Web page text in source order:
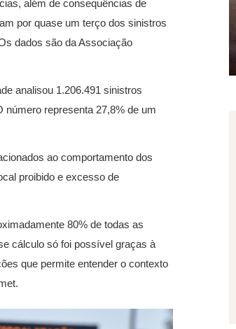
além de consequências de
por quase um terço dos sinistros
dados são da Associação
analisou 1.206.491 sinistros
número representa 27,8% de um
ao comportamento dos
proibido e excesso de
80% de todas as
cálculo só foi possível graças à
que permite entender o contexto